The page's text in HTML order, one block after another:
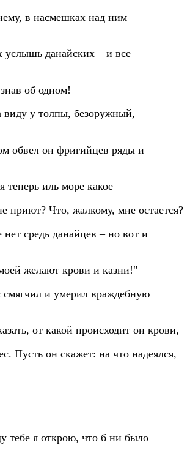
в насмешках над ним
услышь данайских – и все
об одном!
виду у толпы, безоружный,
обвел он фригийцев ряды и
теперь иль море какое
приют? Что, жалкому, мне остается?
средь данайцев – но вот и
желают крови и казни!"
смягчил и умерил враждебную
от какой происходит он крови,
Пусть он скажет: на что надеялся,
тебе я открою, что б ни было